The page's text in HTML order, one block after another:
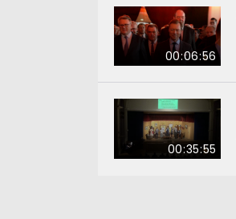
00:06:56
00:35:55